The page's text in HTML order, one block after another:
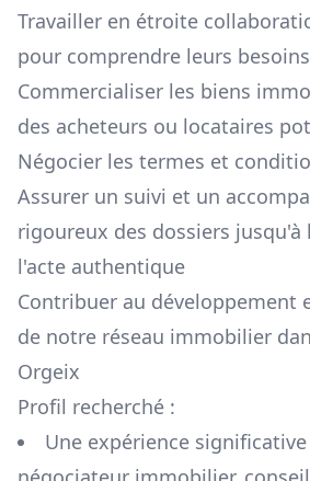
Travailler en étroite
pour comprendre leurs
Commercialiser les biens
des acheteurs ou locataires
Négocier les termes et
Assurer un suivi et un
rigoureux des dossiers jusqu'à
l'acte authentique
Contribuer au développement
de notre réseau immobilier
Orgeix
Profil recherché :
Une expérience